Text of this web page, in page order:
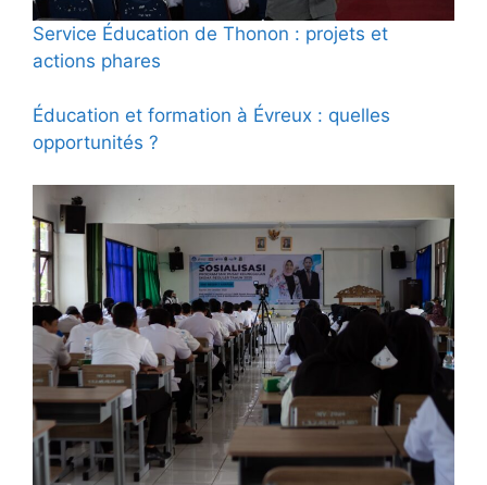
Service Éducation de Thonon : projets et
actions phares
Éducation et formation à Évreux : quelles
opportunités ?